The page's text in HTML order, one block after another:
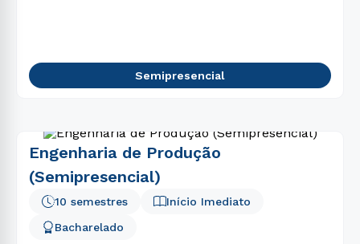
Semipresencial
Engenharia de Produção
(Semipresencial)
10 semestres
Início Imediato
Bacharelado